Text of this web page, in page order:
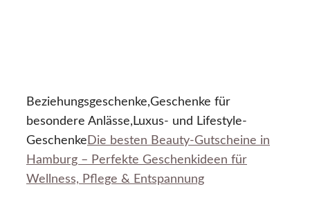
Beziehungsgeschenke,Geschenke für
besondere Anlässe,Luxus- und Lifestyle-
Geschenke Die besten Beauty-Gutscheine in
Hamburg – Perfekte Geschenkideen für
Wellness, Pflege & Entspannung